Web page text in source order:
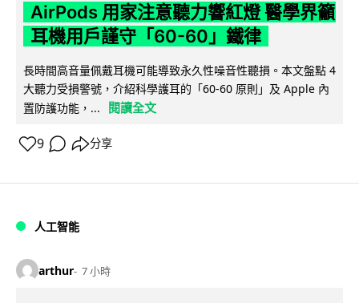
AirPods 用家注意聽力響紅燈 醫學界籲
耳機用戶謹守「60-60」鐵律
長時間高音量佩戴耳機可能導致永久性噪音性聽損。本文盤點 4
大聽力受損警號，介紹科學護耳的「60-60 原則」及 Apple 內
置防護功能，...
閱讀全文
9 分享
人工智能
arthur 7 小時